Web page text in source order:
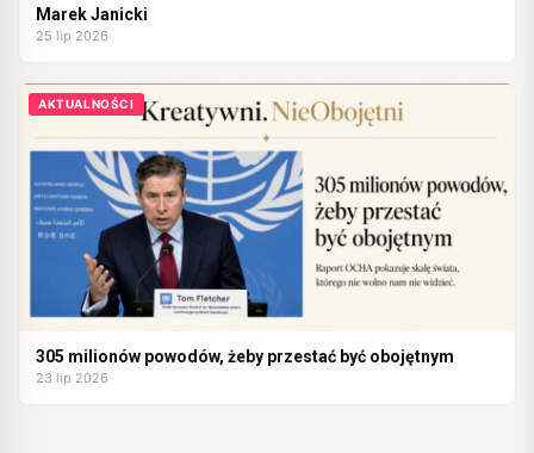
Marek Janicki
25 lip 2026
AKTUALNOŚCI
305 milionów powodów, żeby przestać być obojętnym
23 lip 2026